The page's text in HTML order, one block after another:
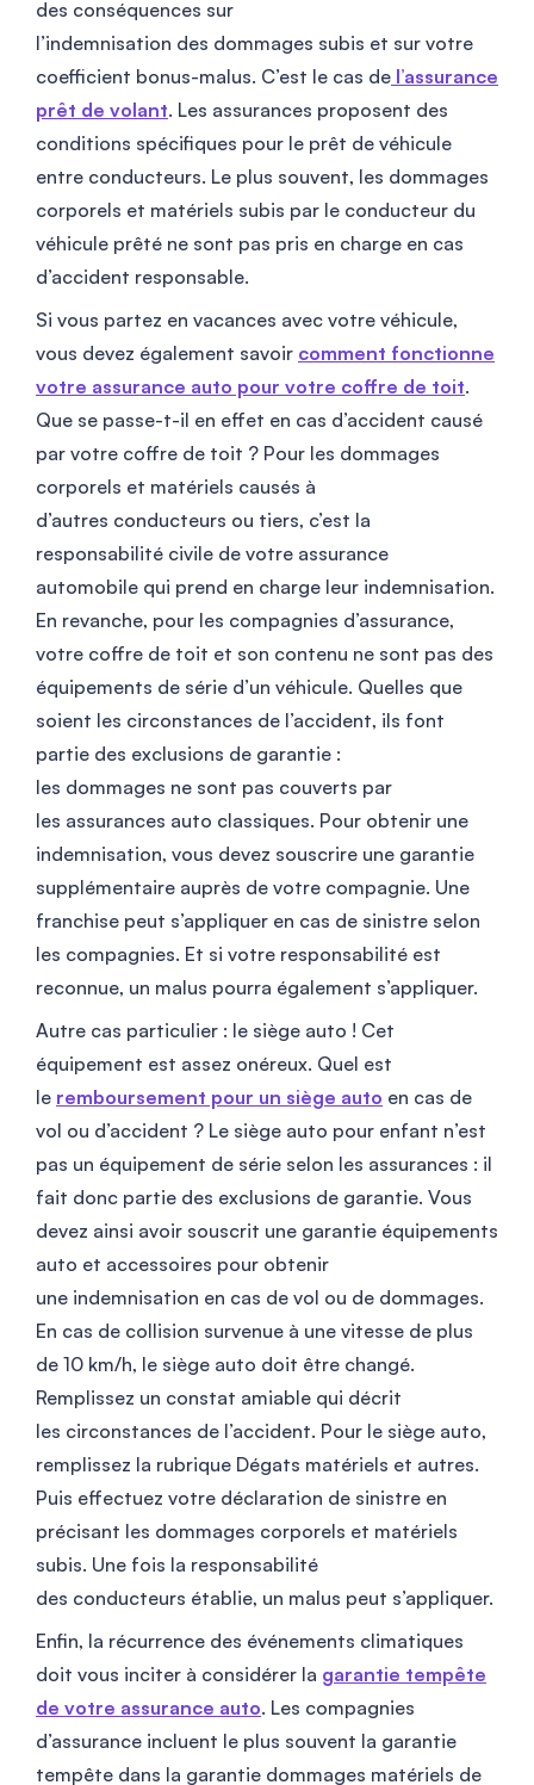
des conséquences sur
l’indemnisation des dommages subis et sur votre
coefficient bonus-malus. C’est le cas de l’assurance
prêt de volant. Les assurances proposent des
conditions spécifiques pour le prêt de véhicule
entre conducteurs. Le plus souvent, les dommages
corporels et matériels subis par le conducteur du
véhicule prêté ne sont pas pris en charge en cas
d’accident responsable.
Si vous partez en vacances avec votre véhicule,
vous devez également savoir comment fonctionne
votre assurance auto pour votre coffre de toit.
Que se passe-t-il en effet en cas d’accident causé
par votre coffre de toit ? Pour les dommages
corporels et matériels causés à
d’autres conducteurs ou tiers, c’est la
responsabilité civile de votre assurance
automobile qui prend en charge leur indemnisation.
En revanche, pour les compagnies d’assurance,
votre coffre de toit et son contenu ne sont pas des
équipements de série d’un véhicule. Quelles que
soient les circonstances de l’accident, ils font
partie des exclusions de garantie :
les dommages ne sont pas couverts par
les assurances auto classiques. Pour obtenir une
indemnisation, vous devez souscrire une garantie
supplémentaire auprès de votre compagnie. Une
franchise peut s’appliquer en cas de sinistre selon
les compagnies. Et si votre responsabilité est
reconnue, un malus pourra également s’appliquer.
Autre cas particulier : le siège auto ! Cet
équipement est assez onéreux. Quel est
le remboursement pour un siège auto en cas de
vol ou d’accident ? Le siège auto pour enfant n’est
pas un équipement de série selon les assurances : il
fait donc partie des exclusions de garantie. Vous
devez ainsi avoir souscrit une garantie équipements
auto et accessoires pour obtenir
une indemnisation en cas de vol ou de dommages.
En cas de collision survenue à une vitesse de plus
de 10 km/h, le siège auto doit être changé.
Remplissez un constat amiable qui décrit
les circonstances de l’accident. Pour le siège auto,
remplissez la rubrique Dégats matériels et autres.
Puis effectuez votre déclaration de sinistre en
précisant les dommages corporels et matériels
subis. Une fois la responsabilité
des conducteurs établie, un malus peut s’appliquer.
Enfin, la récurrence des événements climatiques
doit vous inciter à considérer la garantie tempête
de votre assurance auto. Les compagnies
d’assurance incluent le plus souvent la garantie
tempête dans la garantie dommages matériels de